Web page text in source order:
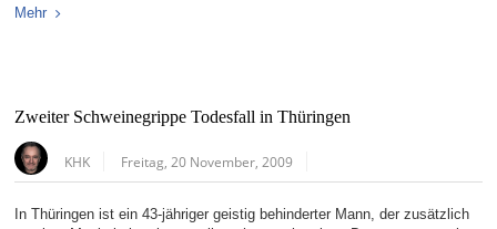
Mehr
Zweiter Schweinegrippe Todesfall in Thüringen
KHK Freitag, 20 November, 2009
In Thüringen ist ein 43-jähriger geistig behinderter Mann, der zusätzlich